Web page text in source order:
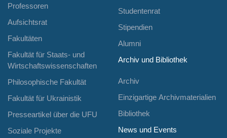
Professoren
Aufsichtsrat
Fakultäten
Fakultät für Staats- und
Wirtschaftswissenschaften
Philosophische Fakultät
Fakultät für Ukrainistik
Presseartikel über die UFU
Soziale Projekte
Studentenrat
Stipendien
Alumni
Archiv und Bibliothek
Archiv
Einzigartige Archivmaterialien
Bibliothek
News und Events